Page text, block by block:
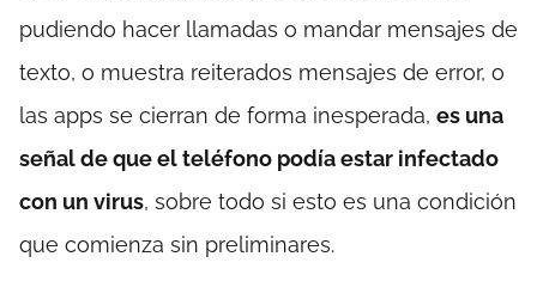
pudiendo hacer llamadas o mandar mensajes de
texto, o muestra reiterados mensajes de error, o
las apps se cierran de forma inesperada, es una
señal de que el teléfono podía estar infectado
con un virus, sobre todo si esto es una condición
que comienza sin preliminares.